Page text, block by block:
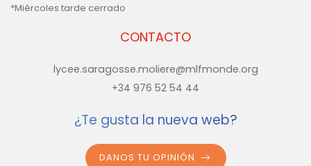
CONTACTO
lycee.saragosse.moliere@mlfmonde.org
+34 976 52 54 44
*Miércoles tarde cerrado
¿Te gusta la nueva web?
DANOS TU OPINIÓN